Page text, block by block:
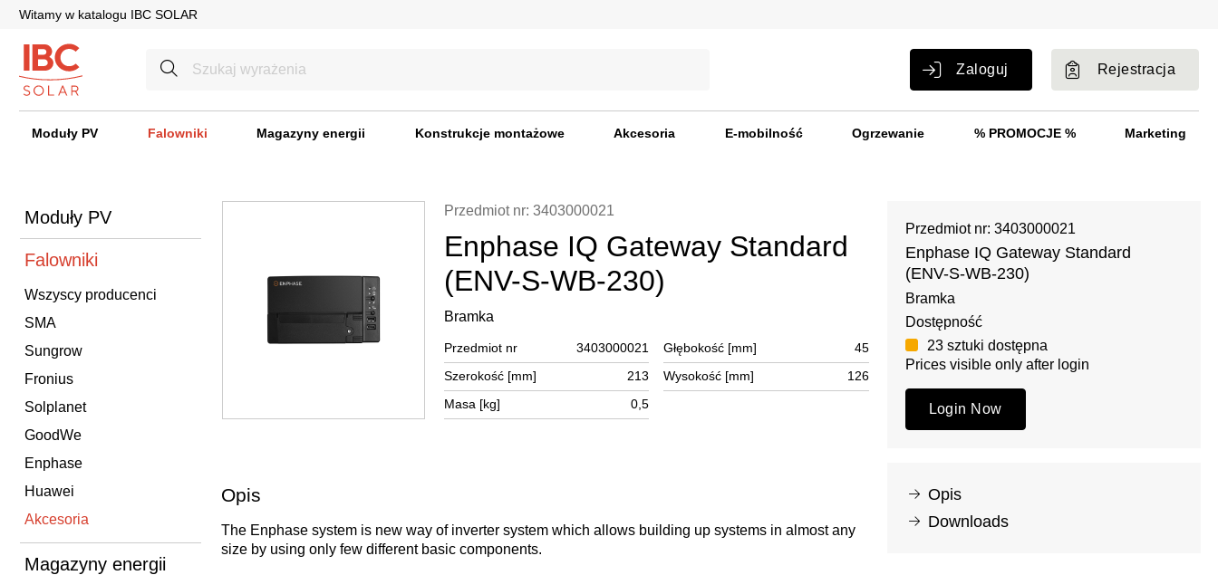
Witamy w katalogu IBC SOLAR
Zaloguj Rejestracja
Moduły PV Falowniki Magazyny energii Konstrukcje montażowe Akcesoria E-mobilność Ogrzewanie % PROMOCJE % Marketing
Moduły PV
Falowniki
Wszyscy producenci
SMA
Sungrow
Fronius
Solplanet
GoodWe
Enphase
Huawei
Akcesoria
Magazyny energii
Przedmiot nr: 3403000021
Enphase IQ Gateway Standard
(ENV-S-WB-230)
Bramka
Przedmiot nr 3403000021 Głębokość [mm]
45
Szerokość [mm]
213 Wysokość [mm]
126
Masa [kg]
0,5
Opis
The Enphase system is new way of inverter system which allows building up systems in almost any
size by using only few different basic components.
Przedmiot nr: 3403000021
Enphase IQ Gateway Standard
(ENV-S-WB-230)
Bramka
Dostępność
23 sztuki dostępna
Prices visible only after login
Login Now
Opis
Downloads